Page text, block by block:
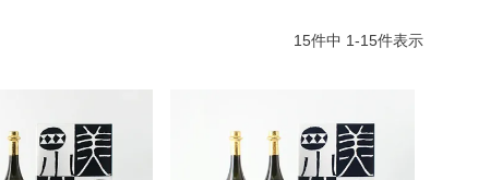
15件中 1-15件表示